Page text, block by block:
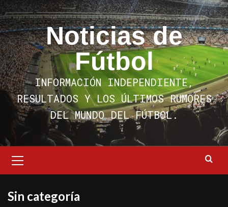
Saltar
al
contenido
Noticias de
Fútbol
INFORMACIÓN INDEPENDIENTE,
RESULTADOS Y LOS ÚLTIMOS RUMORES
DEL MUNDO DEL FÚTBOL.
primario
Sin categoría